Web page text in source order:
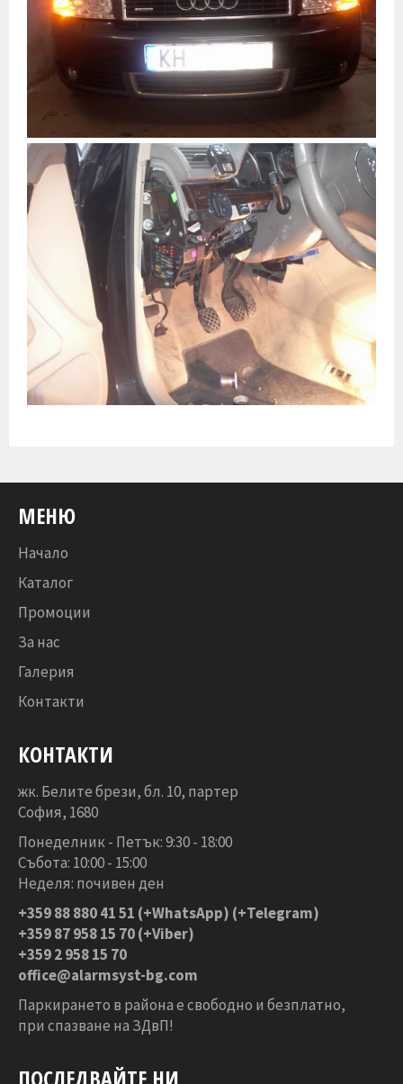
МЕНЮ
Начало
Каталог
Промоции
За нас
Галерия
Контакти
КОНТАКТИ
жк. Белите брези, бл. 10, партер
София, 1680
Понеделник - Петък: 9:30 - 18:00
Събота: 10:00 - 15:00
Неделя: почивен ден
+359 88 880 41 51 (+WhatsApp) (+Telegram)
+359 87 958 15 70 (+Viber)
+359 2 958 15 70
office@alarmsyst-bg.com
Паркирането в района е свободно и безплатно,
при спазване на ЗДвП!
ПОСЛЕДВАЙТЕ НИ